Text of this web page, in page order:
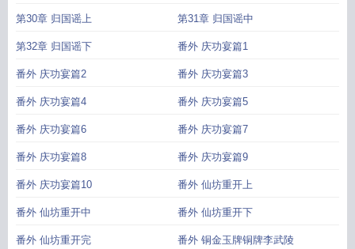
第30章 归国谣上 第31章 归国谣中
第32章 归国谣下 番外 庆功宴篇1
番外 庆功宴篇2 番外 庆功宴篇3
番外 庆功宴篇4 番外 庆功宴篇5
番外 庆功宴篇6 番外 庆功宴篇7
番外 庆功宴篇8 番外 庆功宴篇9
番外 庆功宴篇10 番外 仙坊重开上
番外 仙坊重开中 番外 仙坊重开下
番外 仙坊重开完 番外 铜金玉牌铜牌李武陵